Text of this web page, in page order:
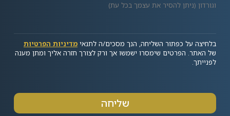
וגורדון (ניתן להסיר את עצמך בכל עת)
בלחיצה על כפתור השליחה, הנך מסכים/ה לתנאי מדיניות הפרטיות
של האתר. הפרטים שימסרו ישמשו אך ורק לצורך חזרה אליך ומתן מענה
לפנייתך.
שליחה